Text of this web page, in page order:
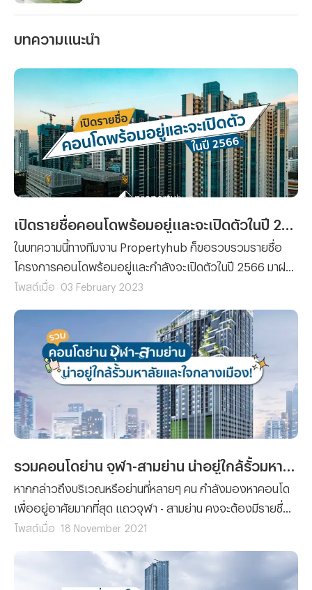
บทความแนะนำ
ในบทความนี้ทางทีมงาน Propertyhub ก็ขอรวบรวมรายชื่อ
โครงการคอนโดพร้อมอยู่และกำลังจะเปิดตัวในปี 2566 มาฝาก
ซึ่งเราต้องขอแอบกระซิบเลยว่าแต่ละโครงการเพียบพร้อมไป
การเดินทาง จนทำให้ได้รับความสนใจจากผู้คนทั่วไปและนักลงทุน
ตั้งแต่ยังไม่ได้เริ่มเปิดจอง
โพสต์เมื่อ 03 February 2023
หากกล่าวถึงบริเวณหรือย่านที่หลายๆ คน กำลังมองหาคอนโด
เพื่ออยู่อาศัยมากที่สุด แถวจุฬา - สามย่าน คงจะต้องมีรายชื่อ
ติดอันดับมาอย่างแน่นอน! เพราะฉะนั้นวันนี้ทีมงาน
จุฬา – สามย่าน” กัน ซึ่งจะมีรายชื่อของคอนโดไหนบ้าง เราไป
โพสต์เมื่อ 18 November 2021